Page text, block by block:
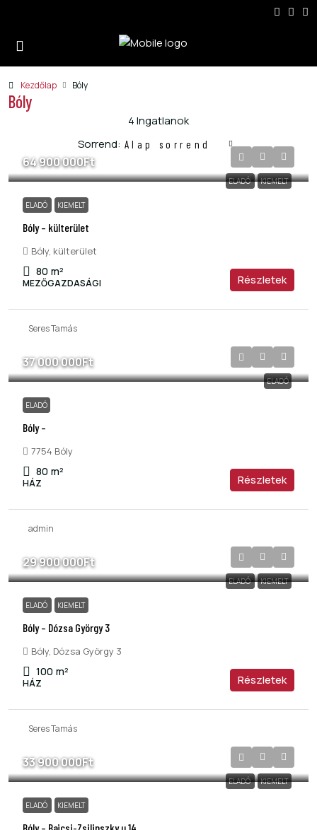
Kezdőlap Bóly
Bóly
4 Ingatlanok
Sorrend: Alap sorrend
ELADÓ KIEMELT
64 900 000Ft
ELADÓ KIEMELT
Bóly – külterület
Bóly, külterület
80 m²
MEZŐGAZDASÁGI Részletek
Seres Tamás
ELADÓ
37 000 000Ft
ELADÓ
Bóly –
7754 Bóly
80 m²
HÁZ Részletek
admin
ELADÓ KIEMELT
29 900 000Ft
ELADÓ KIEMELT
Bóly – Dózsa György 3
Bóly, Dózsa György 3
100 m²
HÁZ Részletek
Seres Tamás
ELADÓ KIEMELT
33 900 000Ft
ELADÓ KIEMELT